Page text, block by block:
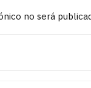
no será